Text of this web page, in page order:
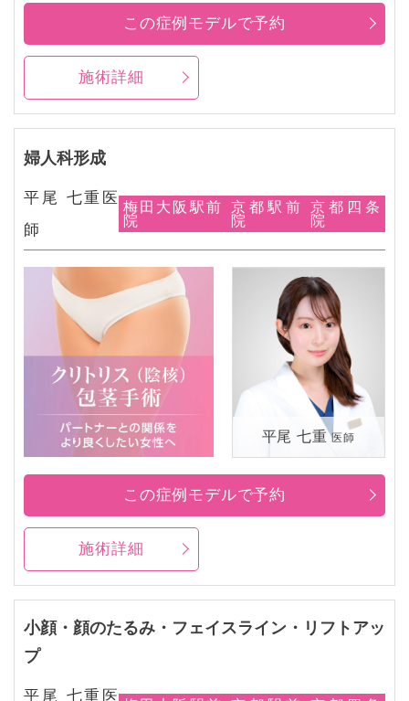
施術詳細
この症例モデルで予約
婦人科形成
平尾 七重医
師
梅田大阪駅前
院
京都駅前
院
京都四条
院
平尾 七重 医師
施術詳細
この症例モデルで予約
小顔・顔のたるみ・フェイスライン・リフトアッ
プ
平尾 七重医